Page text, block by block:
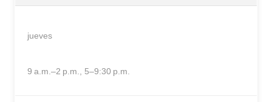
jueves
9 a.m.–2 p.m., 5–9:30 p.m.